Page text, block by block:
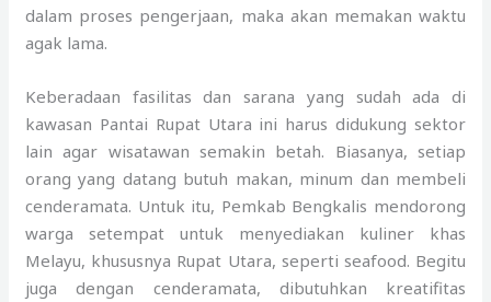
dalam proses pengerjaan, maka akan memakan waktu
agak lama.
Keberadaan fasilitas dan sarana yang sudah ada di
kawasan Pantai Rupat Utara ini harus didukung sektor
lain agar wisatawan semakin betah. Biasanya, setiap
orang yang datang butuh makan, minum dan membeli
cenderamata. Untuk itu, Pemkab Bengkalis mendorong
warga setempat untuk menyediakan kuliner khas
Melayu, khususnya Rupat Utara, seperti seafood. Begitu
juga dengan cenderamata, dibutuhkan kreatifitas